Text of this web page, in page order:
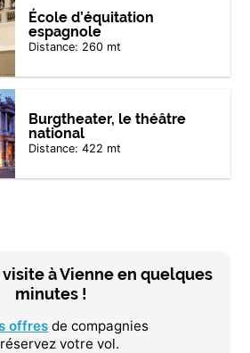
École d’équitation
espagnole
Distance: 260 mt
Burgtheater, le théâtre
national
Distance: 422 mt
à Vienne en quelques
minutes !
offres de compagnies
votre vol.